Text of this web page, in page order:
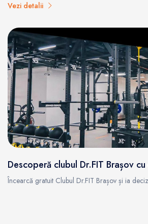
Vezi detalii
Descoperă clubul Dr.FIT Brașov
Încearcă gratuit Clubul Dr.FIT Brașov și ia